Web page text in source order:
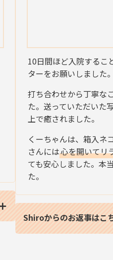
10日間ほど入院するこ
ターをお願いしました。
打ち合わせから丁寧な
た。送っていただいた
上で癒されました。
くーちゃんは、箱入ネ
さんには心を開いてリ
ても安心しました。本
た。
Shiroからのお返事はこ